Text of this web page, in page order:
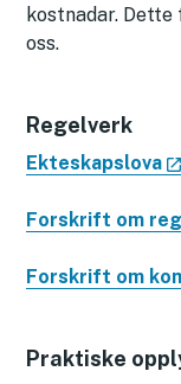
kostnadar.
oss.
Regelverk
Ekteskapslova
Forskrift om
Forskrift om
Praktiske